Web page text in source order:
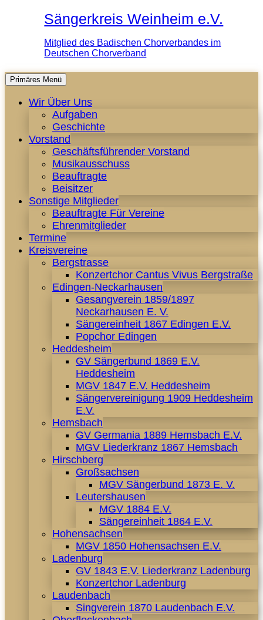
Sängerkreis Weinheim e.V.
Mitglied des Badischen Chorverbandes im
Deutschen Chorverband
Primäres Menü Zum
springen
Wir Über Uns
Aufgaben
Geschichte
Vorstand
Geschäftsführender Vorstand
Musikausschuss
Beauftragte
Beisitzer
Sonstige Mitglieder
Beauftragte Für Vereine
Ehrenmitglieder
Termine
Kreisvereine
Bergstrasse
Konzertchor Cantus Vivus Bergstraße
Edingen-Neckarhausen
Gesangverein 1859/1897
Neckarhausen E. V.
Sängereinheit 1867 Edingen E.V.
Popchor Edingen
Heddesheim
GV Sängerbund 1869 E.V.
Heddesheim
MGV 1847 E.V. Heddesheim
Sängervereinigung 1909 Heddesheim
E.V.
Hemsbach
GV Germania 1889 Hemsbach E.V.
MGV Liederkranz 1867 Hemsbach
Hirschberg
Großsachsen
MGV Sängerbund 1873 E. V.
Leutershausen
MGV 1884 E.V.
Sängereinheit 1864 E.V.
Hohensachsen
MGV 1850 Hohensachsen E.V.
Ladenburg
GV 1843 E.V. Liederkranz Ladenburg
Konzertchor Ladenburg
Laudenbach
Singverein 1870 Laudenbach E.V.